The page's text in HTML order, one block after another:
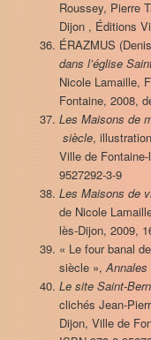
Roussey, Pierre
Dijon , Éditions
ÉRAZMUS
dans l’église
Nicole Lamaille,
Fontaine, 2008,
Les Maisons de
siècle,
Ville de
9527292-3-9
Les Maisons de
de Nicole
lès-Dijon, 2009,
« Le four banal
siècle », Annales
Le site Saint-
clichés Jean-
Dijon, Ville de